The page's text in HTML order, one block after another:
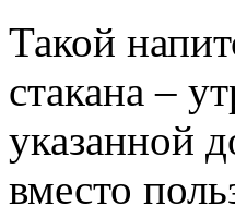
Такой
стакана –
указанной
вместо